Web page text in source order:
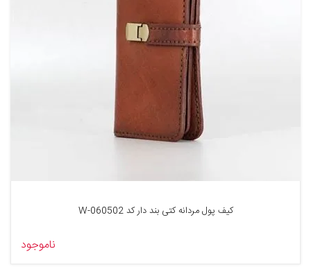
کیف پول مردانه کتی بند دار کد 060502-W
ناموجود